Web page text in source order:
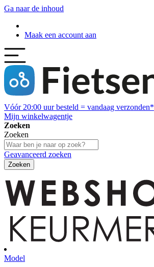
Ga naar de inhoud
Maak een account aan
Vóór 20:00 uur besteld = vandaag verzonden*
Mijn winkelwagentje
Zoeken
Zoeken
Geavanceerd zoeken
Zoeken
Model